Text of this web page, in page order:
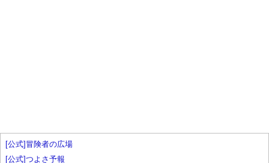
[公式]冒険者の広場
[公式]つよさ予報